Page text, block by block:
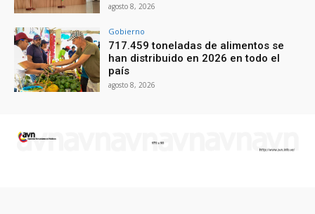
agosto 8, 2026
Gobierno
717.459 toneladas de alimentos se
han distribuido en 2026 en todo el
país
agosto 8, 2026